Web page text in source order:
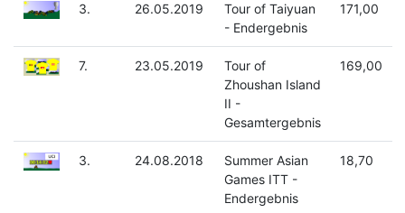
3. 26.05.2019
Tour of Taiyuan
- Endergebnis
171,00
7. 23.05.2019
Tour of
Zhoushan Island
II -
Gesamtergebnis
169,00
3. 24.08.2018
Summer Asian
Games ITT -
Endergebnis
18,70